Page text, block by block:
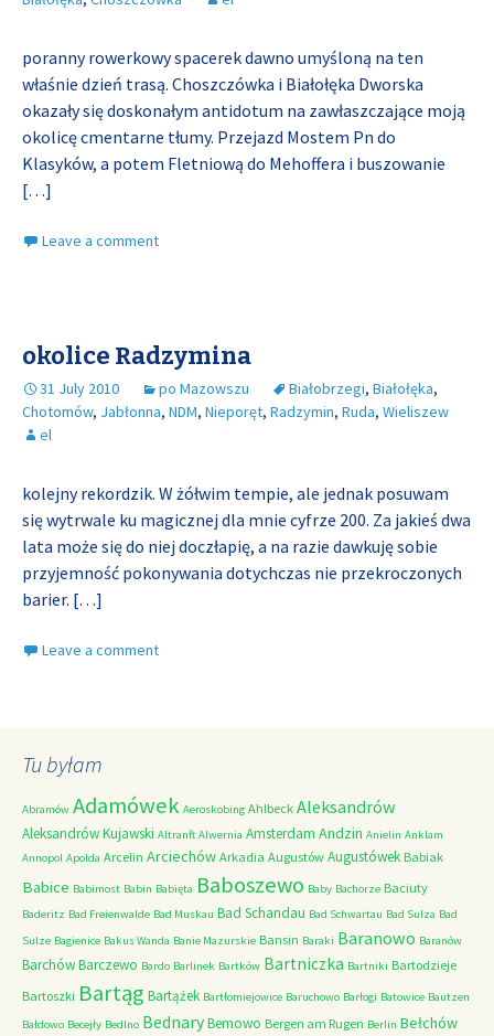
poranny rowerkowy spacerek dawno umyśloną na ten
właśnie dzień trasą. Choszczówka i Białołęka Dworska
okazały się doskonałym antidotum na zawłaszczające moją
okolicę cmentarne tłumy. Przejazd Mostem Pn do
Klasyków, a potem Fletniową do Mehoffera i buszowanie
[…]
Leave a comment
okolice Radzymina
31 July 2010 po Mazowszu Białobrzegi, Białołęka,
Chotomów, Jabłonna, NDM, Nieporęt, Radzymin, Ruda, Wieliszew
el
kolejny rekordzik. W żółwim tempie, ale jednak posuwam
się wytrwale ku magicznej dla mnie cyfrze 200. Za jakieś dwa
lata może się do niej doczłapię, a na razie dawkuję sobie
przyjemność pokonywania dotychczas nie przekroczonych
barier. […]
Leave a comment
Tu byłam
Abramów Adamówek Aeroskobing Ahlbeck Aleksandrów
Aleksandrów Kujawski Altranft Alwernia Amsterdam Andzin Anielin Anklam
Annopol Apolda Arcelin Arciechów Arkadia Augustów Augustówek Babiak
Babice Babimost Babin Babięta Baboszewo Baby Bachorze Baciuty
Baderitz Bad Freienwalde Bad Muskau Bad Schandau Bad Schwartau Bad Sulza Bad
Sulze Bagienice Bakus Wanda Banie Mazurskie Bansin Baraki Baranowo Baranów
BarchówBarczewo Bardo Barlinek Bartków Bartniczka Bartniki Bartodzieje
Bartoszki Bartąg Bartążek Bartłomiejowice Baruchowo Barłogi Batowice Bautzen
Bałdowo Becejły Bedlno BednaryBemowo Bergen am Rugen Berlin Bełchów